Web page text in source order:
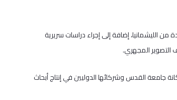
الليشمانيا، إضافة إلى إجراء دراسات سريرية
التصوير المجهري.
جامعة القدس وشركائها الدوليين في إنتاج أبحاث